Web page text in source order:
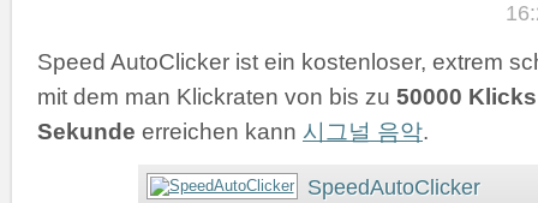
Speed AutoClicker ist ein kostenloser, extrem
mit dem man Klickraten von bis zu 50000
Sekunde erreichen kann 시그널 음악.
SpeedAutoClicker